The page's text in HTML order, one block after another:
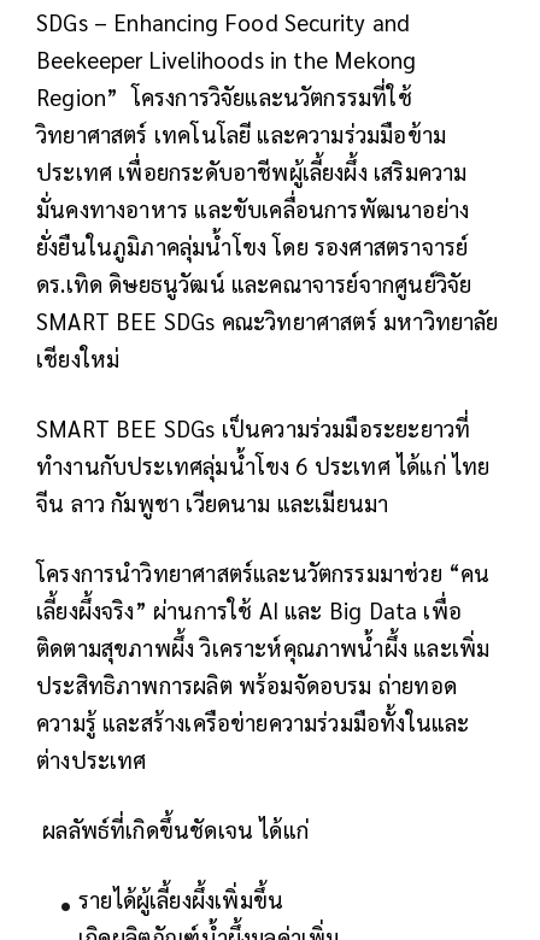
SDGs – Enhancing Food Security and
Beekeeper Livelihoods in the Mekong
Region” โครงการวิจัยและนวัตกรรมที่ใช้
วิทยาศาสตร์ เทคโนโลยี และความร่วมมือข้าม
ประเทศ เพื่อยกระดับอาชีพผู้เลี้ยงผึ้ง เสริมความ
มั่นคงทางอาหาร และขับเคลื่อนการพัฒนาอย่าง
ยั่งยืนในภูมิภาคลุ่มน้ำโขง โดย รองศาสตราจารย์
ดร.เทิด ดิษยธนูวัฒน์ และคณาจารย์จากศูนย์วิจัย
SMART BEE SDGs คณะวิทยาศาสตร์ มหาวิทยาลัย
เชียงใหม่
SMART BEE SDGs เป็นความร่วมมือระยะยาวที่
ทำงานกับประเทศลุ่มน้ำโขง 6 ประเทศ ได้แก่ ไทย
จีน ลาว กัมพูชา เวียดนาม และเมียนมา
โครงการนำวิทยาศาสตร์และนวัตกรรมมาช่วย “คน
เลี้ยงผึ้งจริง” ผ่านการใช้ AI และ Big Data เพื่อ
ติดตามสุขภาพผึ้ง วิเคราะห์คุณภาพน้ำผึ้ง และเพิ่ม
ประสิทธิภาพการผลิต พร้อมจัดอบรม ถ่ายทอด
ความรู้ และสร้างเครือข่ายความร่วมมือทั้งในและ
ต่างประเทศ
ผลลัพธ์ที่เกิดขึ้นชัดเจน ได้แก่
รายได้ผู้เลี้ยงผึ้งเพิ่มขึ้น